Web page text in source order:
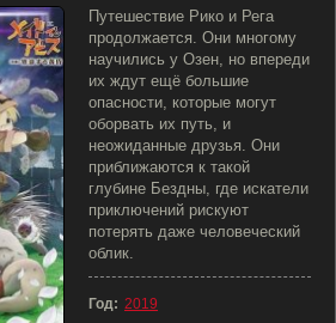
Путешествие Рико и Рега
продолжается. Они многому
научились у Озен, но впереди
их ждут ещё большие
опасности, которые могут
оборвать их путь, и
неожиданные друзья. Они
приближаются к такой
глубине Бездны, где искатели
приключений рискуют
потерять даже человеческий
облик.
Год: 2019